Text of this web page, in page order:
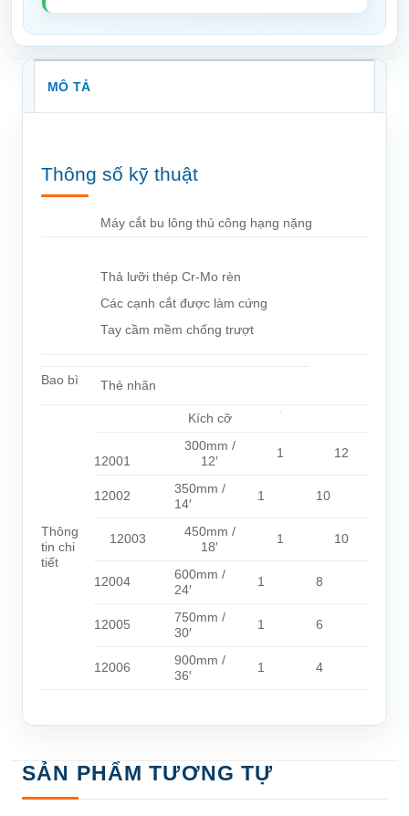
MÔ TẢ
Thông số kỹ thuật
Máy cắt bu lông thủ công hạng nặng
Thả lưỡi thép Cr-Mo rèn
Các cạnh cắt được làm cứng
Tay cầm mềm chống trượt
Bao bì Thẻ nhãn
Thông
tin chi
tiết
Kích cỡ
12001
300mm /
12′
1 12
12002
350mm /
14′
1 10
12003
450mm /
18′
1 10
12004
600mm /
24′
1 8
12005
750mm /
30′
1 6
12006
900mm /
36′
1 4
SẢN PHẨM TƯƠNG TỰ